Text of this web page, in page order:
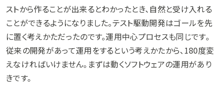
ストから作ることが出来るとわかったとき、自然と受け入れる
ことができるようになりました。テスト駆動開発はゴールを先
に置く考えかただったのです。運用中心プロセスも同じです。
従来の開発があって運用をするという考えかたから、180度変
えなければいけません。まずは動くソフトウェアの運用があり
きです。